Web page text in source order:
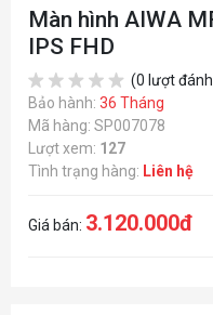
Màn hình AIWA
IPS FHD
(0 lượt
Bảo hành: 36 Tháng
Mã hàng: SP007078
Lượt xem: 127
Tình trạng hàng: Liên hệ
Giá bán: 3.120.000đ